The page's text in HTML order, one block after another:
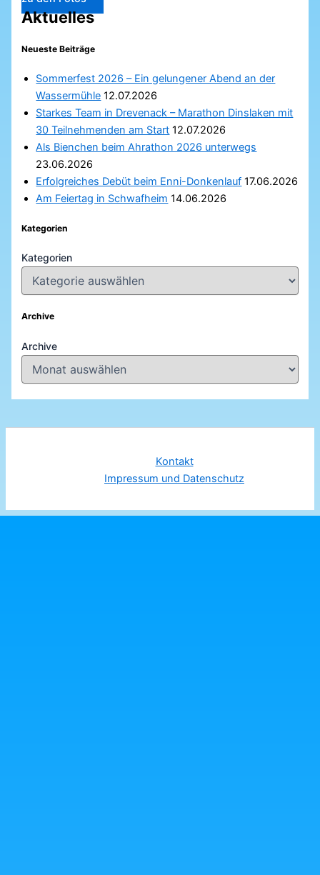
Aktuelles
Neueste Beiträge
Sommerfest 2026 – Ein gelungener Abend an der
Wassermühle 12.07.2026
Starkes Team in Drevenack – Marathon Dinslaken mit
30 Teilnehmenden am Start 12.07.2026
Als Bienchen beim Ahrathon 2026 unterwegs
23.06.2026
Erfolgreiches Debüt beim Enni-Donkenlauf 17.06.2026
Am Feiertag in Schwafheim 14.06.2026
Kategorien
Kategorien
Archive
Archive
Kontakt
Impressum und Datenschutz